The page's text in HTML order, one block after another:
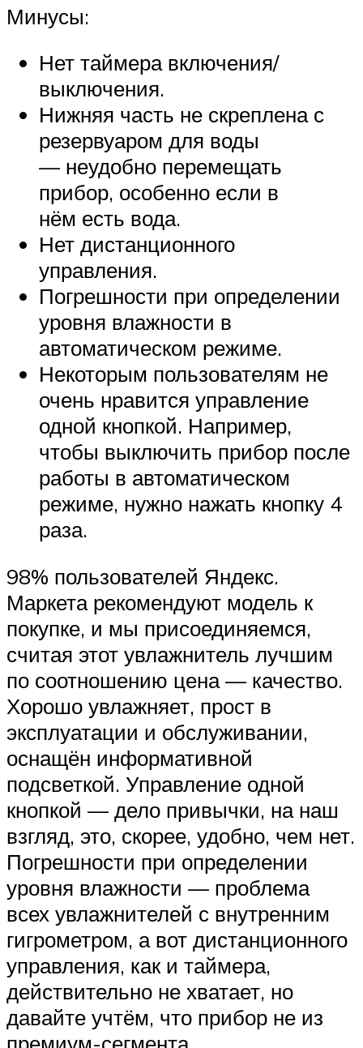
Минусы:
Нет таймера включения/
выключения.
Нижняя часть не скреплена с
резервуаром для воды
— неудобно перемещать
прибор, особенно если в
нём есть вода.
Нет дистанционного
управления.
Погрешности при определении
уровня влажности в
автоматическом режиме.
Некоторым пользователям не
очень нравится управление
одной кнопкой. Например,
чтобы выключить прибор после
работы в автоматическом
режиме, нужно нажать кнопку 4
раза.
98% пользователей Яндекс.
Маркета рекомендуют модель к
покупке, и мы присоединяемся,
считая этот увлажнитель лучшим
по соотношению цена — качество.
Хорошо увлажняет, прост в
эксплуатации и обслуживании,
оснащён информативной
подсветкой. Управление одной
кнопкой — дело привычки, на наш
взгляд, это, скорее, удобно, чем нет.
Погрешности при определении
уровня влажности — проблема
всех увлажнителей с внутренним
гигрометром, а вот дистанционного
управления, как и таймера,
действительно не хватает, но
давайте учтём, что прибор не из